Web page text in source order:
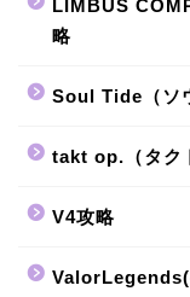
LIMBUS
略
Soul Tide（ソ
takt op.（タク
V4攻略
ValorLegends(